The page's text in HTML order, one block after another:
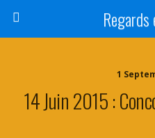
1
14 Juin 2015 :